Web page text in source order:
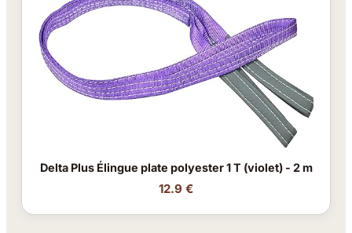
Delta Plus Élingue plate polyester 1 T (violet) - 2 m
12.9 €